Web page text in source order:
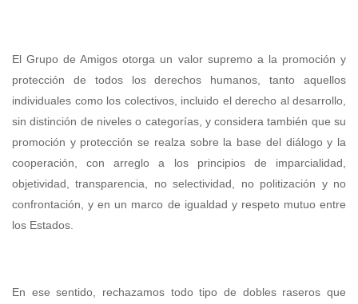
El Grupo de Amigos otorga un valor supremo a la promoción y
protección de todos los derechos humanos, tanto aquellos
individuales como los colectivos, incluido el derecho al desarrollo,
sin distinción de niveles o categorías, y considera también que su
promoción y protección se realza sobre la base del diálogo y la
cooperación, con arreglo a los principios de imparcialidad,
objetividad, transparencia, no selectividad, no politización y no
confrontación, y en un marco de igualdad y respeto mutuo entre
los Estados.
En ese sentido, rechazamos todo tipo de dobles raseros que